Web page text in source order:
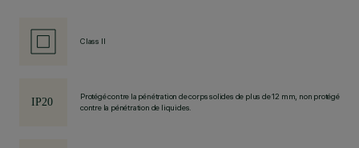
Class II
Protégé contre la pénétration de corps solides de plus de 12 mm, non protégé
contre la pénétration de liquides.